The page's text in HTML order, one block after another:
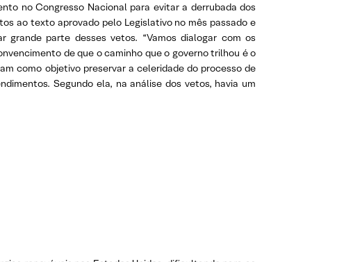
no Congresso Nacional para evitar a derrubada dos
ao texto aprovado pelo Legislativo no mês passado e
parte desses vetos. “Vamos dialogar com os
de que o caminho que o governo trilhou é o
como objetivo preservar a celeridade do processo de
Segundo ela, na análise dos vetos, havia um